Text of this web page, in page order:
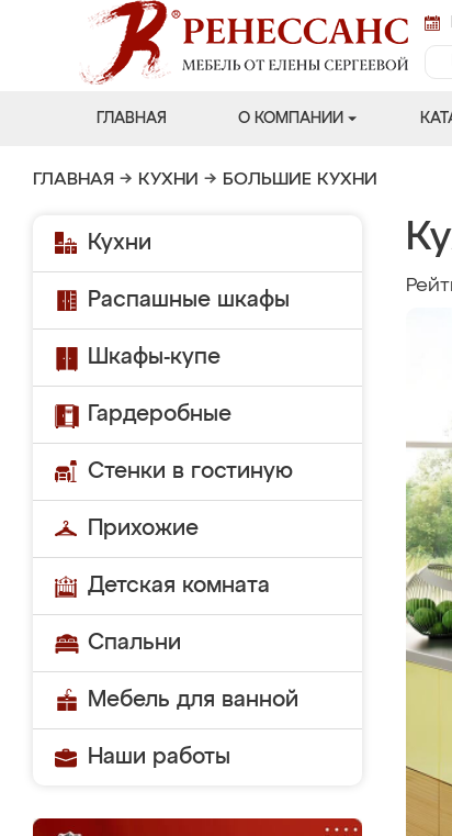
ГЛАВНАЯ О КОМПАНИИ
ГЛАВНАЯ → КУХНИ → БОЛЬШИЕ КУХНИ
Кухни
Распашные шкафы
Шкафы-купе
Гардеробные
Стенки в гостиную
Прихожие
Детская комната
Спальни
Мебель для ванной
Наши работы